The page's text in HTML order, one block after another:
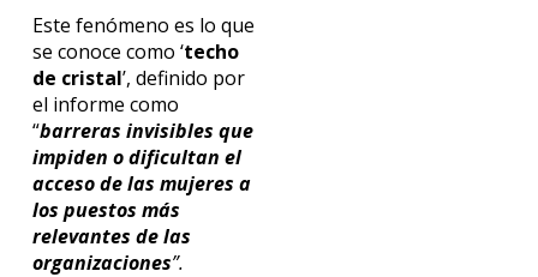
Este fenómeno es lo que
se conoce como ‘techo
de cristal’, definido por
el informe como
“barreras invisibles que
impiden o dificultan el
acceso de las mujeres a
los puestos más
relevantes de las
organizaciones”.